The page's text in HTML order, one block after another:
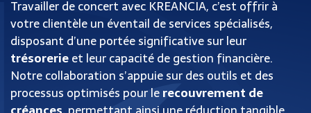
Travailler de concert avec KREANCIA, c’est offrir à
votre clientèle un éventail de services spécialisés,
disposant d’une portée significative sur leur
trésorerieet leur capacité de gestion financière.
Notre collaboration s’appuie sur des outils et des
processus optimisés pour lerecouvrement de